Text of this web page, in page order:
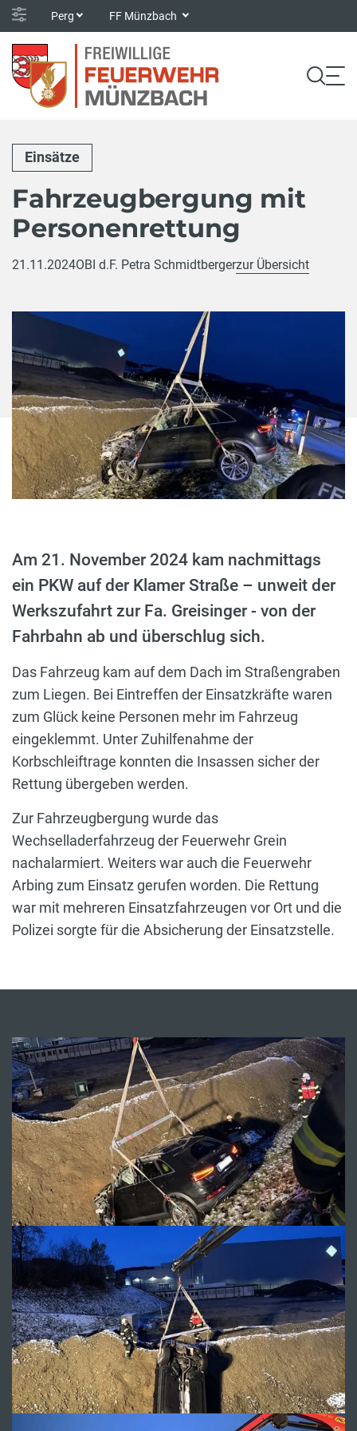
Perg FF Münzbach
Einsätze
Fahrzeugbergung mit
Personenrettung
21.11.2024OBI d.F. Petra Schmidtbergerzur Übersicht
Am 21. November 2024 kam nachmittags
ein PKW auf der Klamer Straße – unweit der
Werkszufahrt zur Fa. Greisinger - von der
Fahrbahn ab und überschlug sich.
Das Fahrzeug kam auf dem Dach im Straßengraben
zum Liegen. Bei Eintreffen der Einsatzkräfte waren
zum Glück keine Personen mehr im Fahrzeug
eingeklemmt. Unter Zuhilfenahme der
Korbschleiftrage konnten die Insassen sicher der
Rettung übergeben werden.
Zur Fahrzeugbergung wurde das
Wechselladerfahrzeug der Feuerwehr Grein
nachalarmiert. Weiters war auch die Feuerwehr
Arbing zum Einsatz gerufen worden. Die Rettung
war mit mehreren Einsatzfahrzeugen vor Ort und die
Polizei sorgte für die Absicherung der Einsatzstelle.